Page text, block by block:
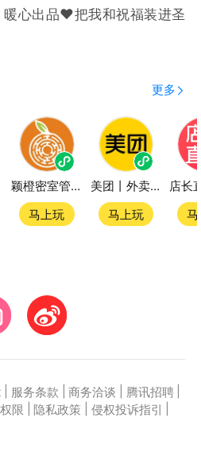
暖心出品❤把我和祝福装进圣
更多
颖橙密室管家SmartOrange
马上玩
美团丨外卖团购特价美食酒店电影
马上玩
服务条款 商务洽谈 腾讯招聘
限 隐私政策 侵权投诉指引